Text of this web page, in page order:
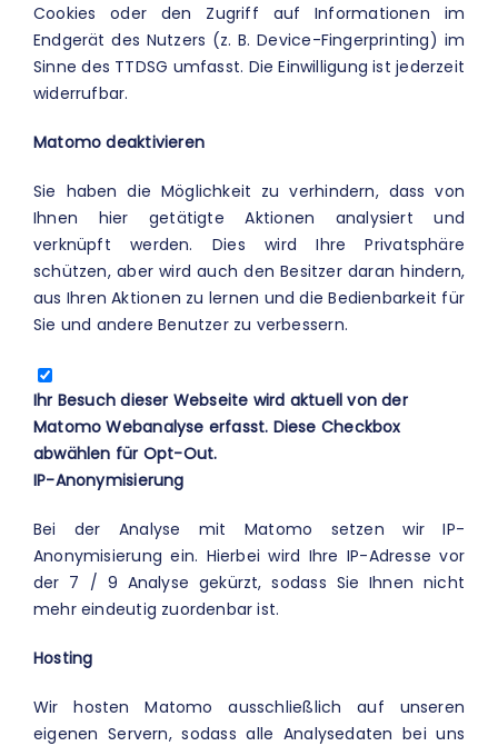
Cookies oder den Zugriff auf Informationen im
Endgerät des Nutzers (z. B. Device-Fingerprinting) im
Sinne des TTDSG umfasst. Die Einwilligung ist jederzeit
widerrufbar.
Matomo deaktivieren
Sie haben die Möglichkeit zu verhindern, dass von
Ihnen hier getätigte Aktionen analysiert und
verknüpft werden. Dies wird Ihre Privatsphäre
schützen, aber wird auch den Besitzer daran hindern,
aus Ihren Aktionen zu lernen und die Bedienbarkeit für
Sie und andere Benutzer zu verbessern.
Ihr Besuch dieser Webseite wird aktuell von der
Matomo Webanalyse erfasst. Diese Checkbox
abwählen für Opt-Out.
IP-Anonymisierung
Bei der Analyse mit Matomo setzen wir IP-
Anonymisierung ein. Hierbei wird Ihre IP-Adresse vor
der 7 / 9 Analyse gekürzt, sodass Sie Ihnen nicht
mehr eindeutig zuordenbar ist.
Hosting
Wir hosten Matomo ausschließlich auf unseren
eigenen Servern, sodass alle Analysedaten bei uns